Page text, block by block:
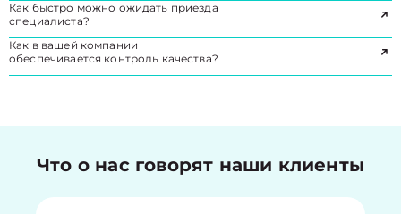
Как быстро можно ожидать приезда
специалиста?
Как в вашей компании
обеспечивается контроль качества?
Что о нас говорят наши клиенты